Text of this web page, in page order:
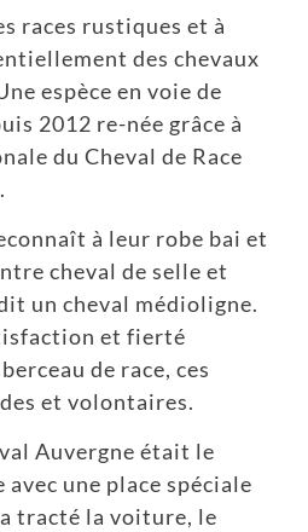
races rustiques et à
des chevaux
espèce en voie de
2012 re-née grâce à
du Cheval de Race
à leur robe bai et
cheval de selle et
un cheval médioligne.
et fierté
de race, ces
et volontaires.
Auvergne était le
une place spéciale
tracté la voiture, le